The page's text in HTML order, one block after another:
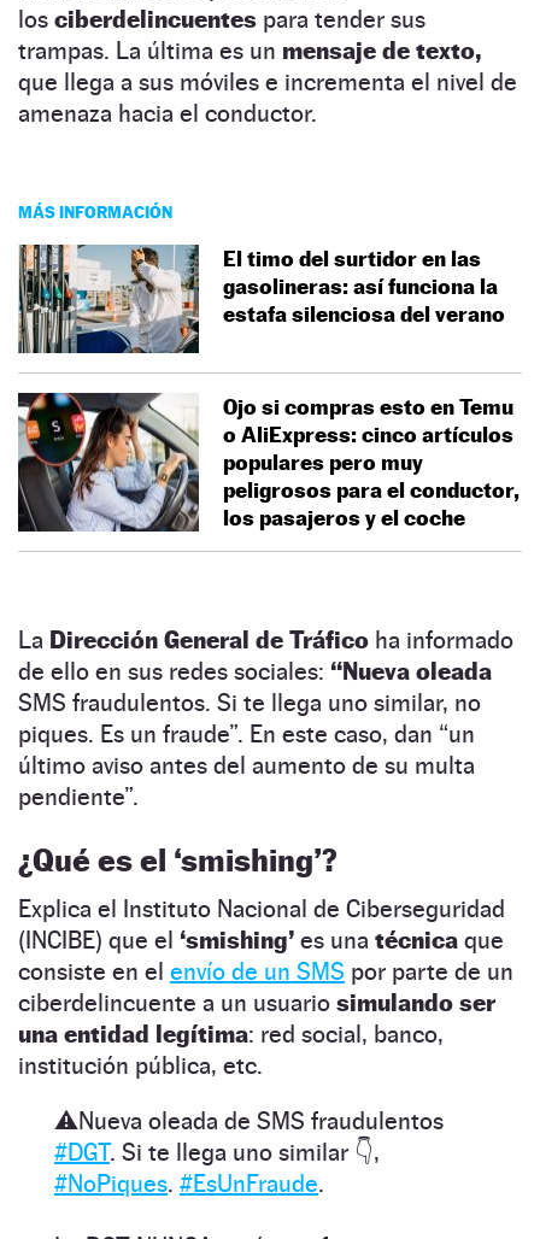
los ciberdelincuentes para tender sus
trampas. La última es un mensaje de texto,
que llega a sus móviles e incrementa el nivel de
amenaza hacia el conductor.
MÁS INFORMACIÓN
El timo del surtidor en las
gasolineras: así funciona la
estafa silenciosa del verano
Ojo si compras esto en Temu
o AliExpress: cinco artículos
populares pero muy
peligrosos para el conductor,
los pasajeros y el coche
La Dirección General de Tráfico ha informado
de ello en sus redes sociales: “Nueva oleada
SMS fraudulentos. Si te llega uno similar, no
piques. Es un fraude”. En este caso, dan “un
último aviso antes del aumento de su multa
pendiente”.
¿Qué es el ‘smishing’?
Explica el Instituto Nacional de Ciberseguridad
(INCIBE) que el ‘smishing’ es una técnica que
consiste en el envío de un SMS por parte de un
ciberdelincuente a un usuario simulando ser
una entidad legítima: red social, banco,
institución pública, etc.
⚠️Nueva oleada de SMS fraudulentos
#DGT. Si te llega uno similar 👇,
#NoPiques. #EsUnFraude.